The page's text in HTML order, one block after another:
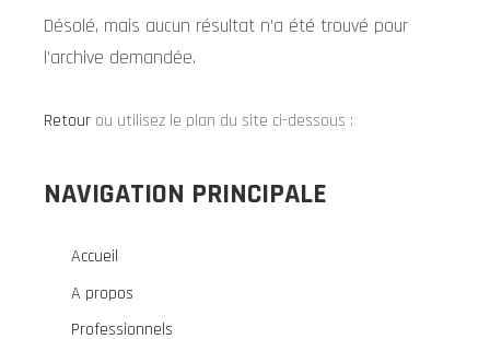
Désolé, mais aucun résultat n’a été trouvé pour
l’archive demandée.
Retour ou utilisez le plan du site ci-dessous :
NAVIGATION PRINCIPALE
Accueil
A propos
Professionnels